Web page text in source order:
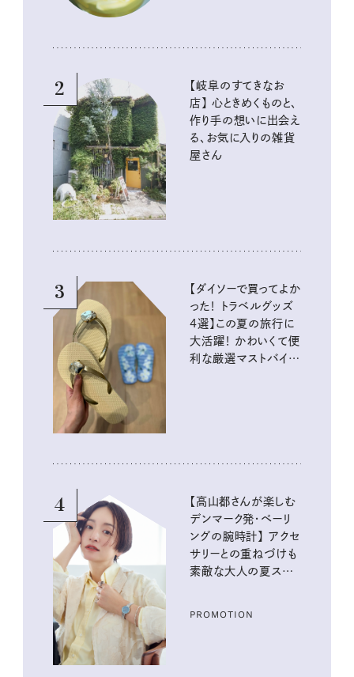
2
【岐阜のすてきなお
店】 心ときめくものと、
作り手の想いに出会え
る、お気に入りの雑貨
屋さん
3
【ダイソーで買ってよか
った！ トラベルグッズ
4選】この夏の旅行に
大活躍！ かわいくて便
利な厳選マストバイア
4
【高山都さんが楽しむ
デンマーク発・ベーリ
ングの腕時計】 アクセ
サリーとの重ねづけも
素敵な大人の夏スタイ
PROMOTION